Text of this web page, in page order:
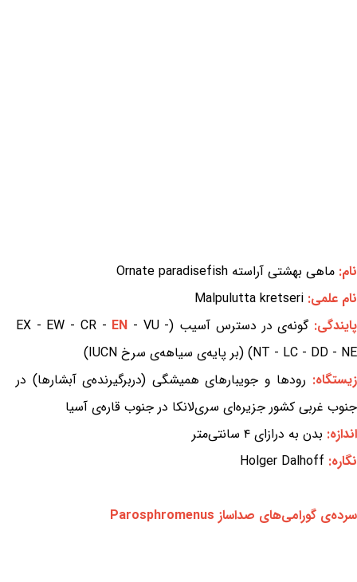
نام: ماهی بهشتی آراسته Ornate paradisefish
نام علمی: Malpulutta kretseri
پایندگی:گونه‌ی در دسترس آسیب (EX - EW - CR - EN - VU -
NT - LC - DD - NE) (بر پایه‌ی سیاهه‌ی سرخ IUCN)
زیستگاه: رودها و جویبارهای همیشگی (دربرگیرنده‌ی آبشارها) در
جنوب غربی کشور جزیره‌ای سری‌لانکا در جنوب قاره‌ی آسیا
اندازه: بدن به درازای ۴ سانتی‌متر
نگاره: Holger Dalhoff
سرده‌ی گورامی‌های صداساز Parosphromenus